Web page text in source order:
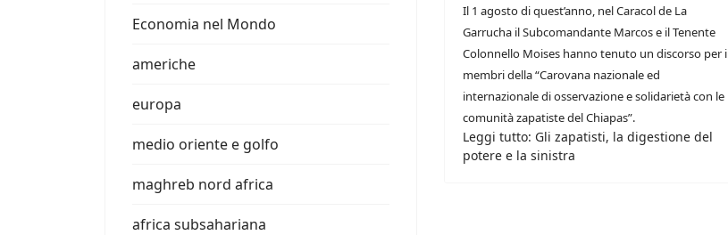
Economia nel Mondo
americhe
europa
medio oriente e golfo
maghreb nord africa
africa subsahariana
Il 1 agosto di quest’anno, nel Caracol de La
Garrucha il Subcomandante Marcos e il Tenente
Colonnello Moises hanno tenuto un discorso per i
membri della “Carovana nazionale ed
internazionale di osservazione e solidarietà con le
comunità zapatiste del Chiapas”.
Leggi tutto: Gli zapatisti, la digestione del
potere e la sinistra